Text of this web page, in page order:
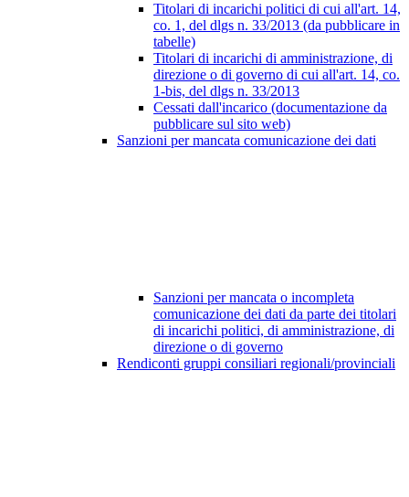
Titolari di incarichi politici di cui all'art. 14,
co. 1, del dlgs n. 33/2013 (da pubblicare in
tabelle)
Titolari di incarichi di amministrazione, di
direzione o di governo di cui all'art. 14, co.
1-bis, del dlgs n. 33/2013
Cessati dall'incarico (documentazione da
pubblicare sul sito web)
Sanzioni per mancata comunicazione dei dati
Sanzioni per mancata o incompleta
comunicazione dei dati da parte dei titolari
di incarichi politici, di amministrazione, di
direzione o di governo
Rendiconti gruppi consiliari regionali/provinciali